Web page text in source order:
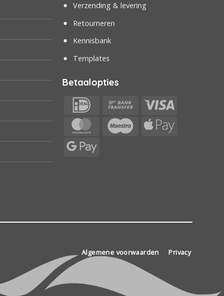
Verzending & levering
Retourneren
Kennisbank
Templates
Betaalopties
IDeal
Bank
MasterCard Maestro Apple
Google
Algemene voorwaarden Privacy